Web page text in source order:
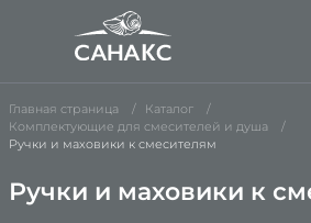
Главная страница
Каталог
Комплектующие для смесителей и душа
Ручки и маховики к смесителям
Ручки и маховики к